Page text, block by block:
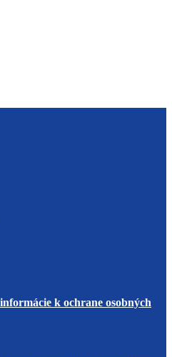
k ochrane osobných